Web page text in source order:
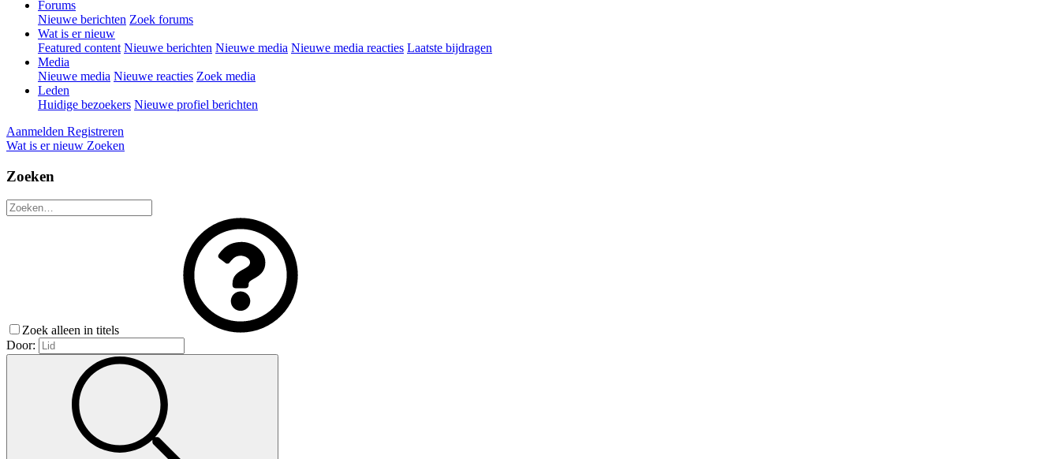
Forums
Nieuwe berichten Zoek forums
Wat is er nieuw
Featured content Nieuwe berichten Nieuwe media Nieuwe media reacties Laatste bijdragen
Media
Nieuwe media Nieuwe reacties Zoek media
Leden
Huidige bezoekers Nieuwe profiel berichten
Aanmelden Registreren
Wat is er nieuw Zoeken
Zoeken
Zoek alleen in titels
Door: